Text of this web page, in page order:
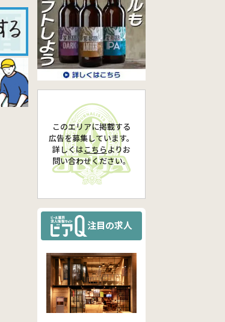
このエリアに掲載する
広告を募集しています。
詳しくは こちらより お
問い合わせください。
注目の求人